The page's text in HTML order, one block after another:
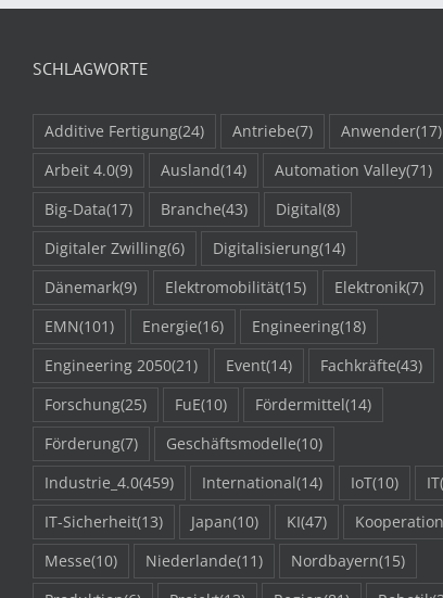
SCHLAGWORTE
Additive Fertigung(24) Antriebe(7) Anwender(17)
Arbeit 4.0(9) Ausland(14) Automation Valley(71)
Big-Data(17) Branche(43) Digital(8)
Digitaler Zwilling(6) Digitalisierung(14)
Dänemark(9) Elektromobilität(15) Elektronik(7)
EMN(101) Energie(16) Engineering(18)
Engineering 2050(21) Event(14) Fachkräfte(43)
Forschung(25) FuE(10) Fördermittel(14)
Förderung(7) Geschäftsmodelle(10)
Industrie_4.0(459) International(14) IoT(10) IT
IT-Sicherheit(13) Japan(10) KI(47) Kooperation
Messe(10) Niederlande(11) Nordbayern(15)